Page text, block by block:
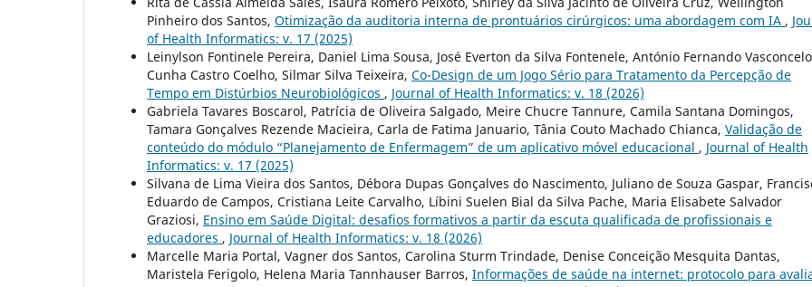
Pinheiro dos Santos, Otimização da auditoria interna de prontuários cirúrgicos: uma abordagem com IA ,
of Health Informatics: v. 17 (2025)
Leinylson Fontinele Pereira, Daniel Lima Sousa, José Everton da Silva Fontenele, António Fernando
Cunha Castro Coelho, Silmar Silva Teixeira, Co-Design de um Jogo Sério para Tratamento da Percepção de
Tempo em Distúrbios Neurobiológicos , Journal of Health Informatics: v. 18 (2026)
Gabriela Tavares Boscarol, Patrícia de Oliveira Salgado, Meire Chucre Tannure, Camila Santana Domingos,
Tamara Gonçalves Rezende Macieira, Carla de Fatima Januario, Tânia Couto Machado Chianca, Validação de
conteúdo do módulo “Planejamento de Enfermagem” de um aplicativo móvel educacional , Journal of Health
Informatics: v. 17 (2025)
Silvana de Lima Vieira dos Santos, Débora Dupas Gonçalves do Nascimento, Juliano de Souza Gaspar,
Eduardo de Campos, Cristiana Leite Carvalho, Líbini Suelen Bial da Silva Pache, Maria Elisabete Salvador
Graziosi, Ensino em Saúde Digital: desafios formativos a partir da escuta qualificada de profissionais e
educadores , Journal of Health Informatics: v. 18 (2026)
Marcelle Maria Portal, Vagner dos Santos, Carolina Sturm Trindade, Denise Conceição Mesquita Dantas,
Maristela Ferigolo, Helena Maria Tannhauser Barros, Informações de saúde na internet: protocolo para